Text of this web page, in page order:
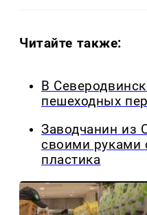
Читайте также:
В
пешеходных
Заводчанин из
своими руками
пластика